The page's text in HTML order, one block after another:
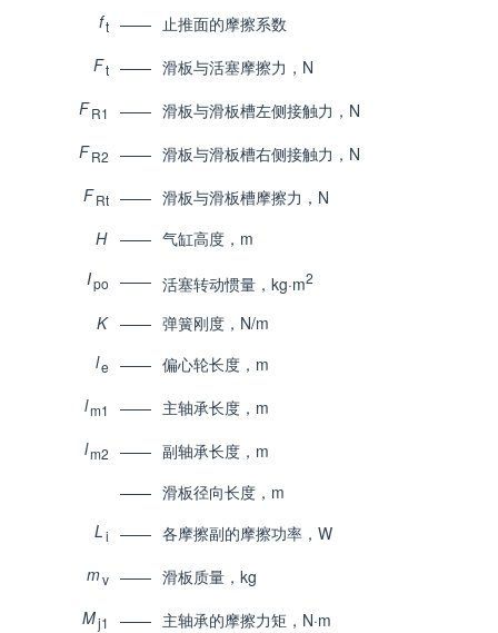
ft ——
止推面的摩擦系数
Ft —— 滑板与活塞摩擦力，N
F R1 —— 滑板与滑板槽左侧接触力，N
F R2 —— 滑板与滑板槽右侧接触力，N
F Rt —— 滑板与滑板槽摩擦力，N
H
—— 气缸高度，m
Ipo —— 活塞转动惯量，kg·m2
K —— 弹簧刚度，N/m
le —— 偏心轮长度，m
lm1 —— 主轴承长度，m
lm2 —— 副轴承长度，m
—— 滑板径向长度，m
Li —— 各摩擦副的摩擦功率，W
mv —— 滑板质量，kg
Mj1 —— 主轴承的摩擦力矩，N·m